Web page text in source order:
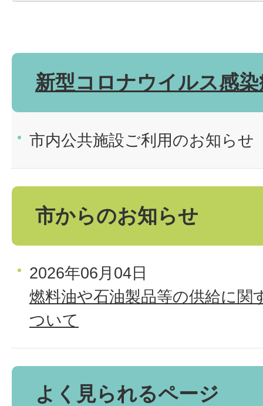
新型コロナウイルス感
市内公共施設ご利用のお知らせ
市からのお知らせ
2026年06月04日
燃料油や石油製品等の供給に関
ついて
よく見られるページ